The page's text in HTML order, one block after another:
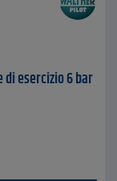
esercizio 6 bar